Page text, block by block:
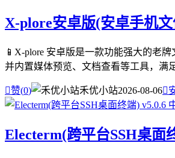
X-plore安卓版(安卓手机
📱X-plore 安卓版是一款功能强大的老
并内置媒体预览、文档查看等工具，满
赞(0) 禾优小站2026-08-06
Electerm(跨平台SSH桌面